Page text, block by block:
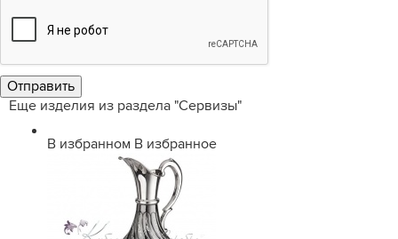
Еще изделия из раздела "Сервизы"
В избранном В избранное